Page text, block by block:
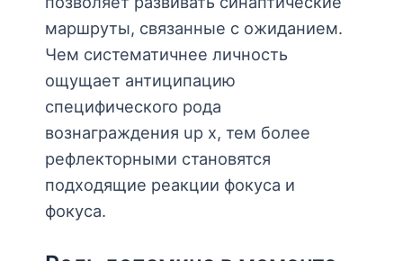
маршруты, связанные с ожиданием.
Чем систематичнее личность
ощущает антиципацию
специфического рода
вознаграждения up x, тем более
рефлекторными становятся
подходящие реакции фокуса и
фокуса.